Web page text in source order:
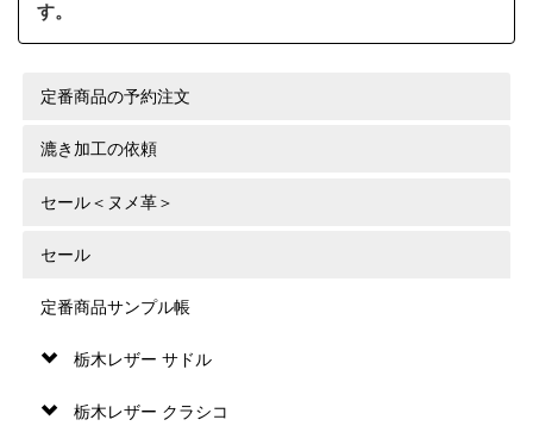
定番商品の予約注文
漉き加工の依頼
セール＜ヌメ革＞
セール
定番商品サンプル帳
栃木レザー サドル
栃木レザー クラシコ
す。